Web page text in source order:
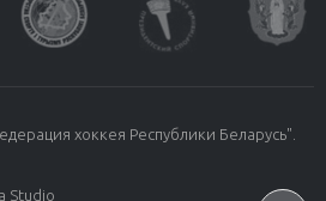
хоккея Республики Беларусь".
Studio